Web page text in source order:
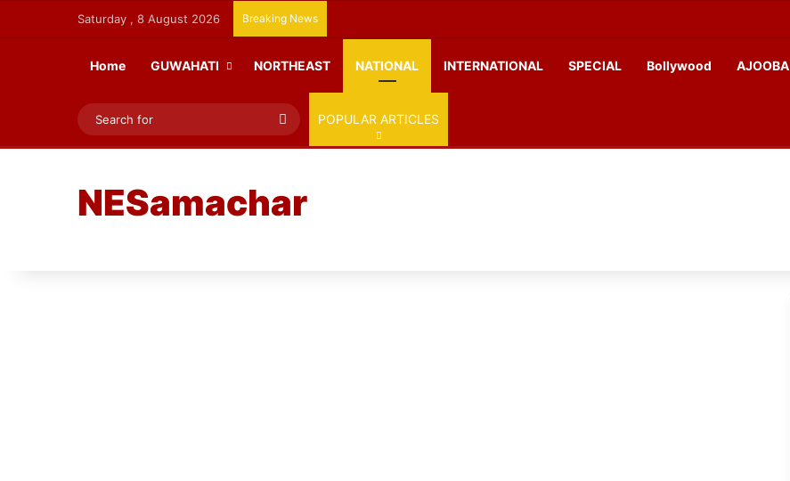
Saturday , 8 August 2026 Breaking News
Home GUWAHATI NORTHEAST NATIONAL INTERNATIONAL SPECIAL Bollywood AJOOBA
Search
for
POPULAR ARTICLES
NESamachar